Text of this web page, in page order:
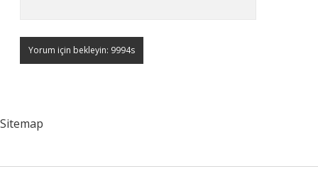
Sitemap